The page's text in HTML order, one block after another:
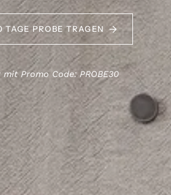
PROBE TRAGEN
Promo Code: PROBE30